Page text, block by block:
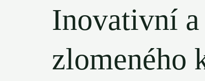
Inovativní
zlomeného